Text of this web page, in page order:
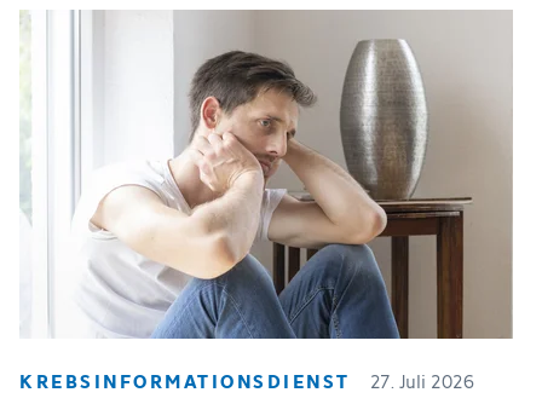
KREBSINFORMATIONSDIENST 27. Juli 2026